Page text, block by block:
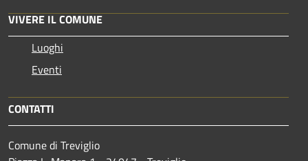
VIVERE IL COMUNE
Luoghi
Eventi
CONTATTI
Comune di Treviglio